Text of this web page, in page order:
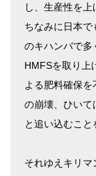
し、生産性を上
ちなみに日本で
のキハンバで多
HMFSを取り上
よる肥料確保
の崩壊、ひいて
と追い込むこと
それゆえキリマ